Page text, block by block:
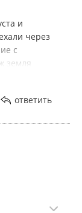
и
через
с
земля
Как
съезжали,
максимум
раньше
ответить